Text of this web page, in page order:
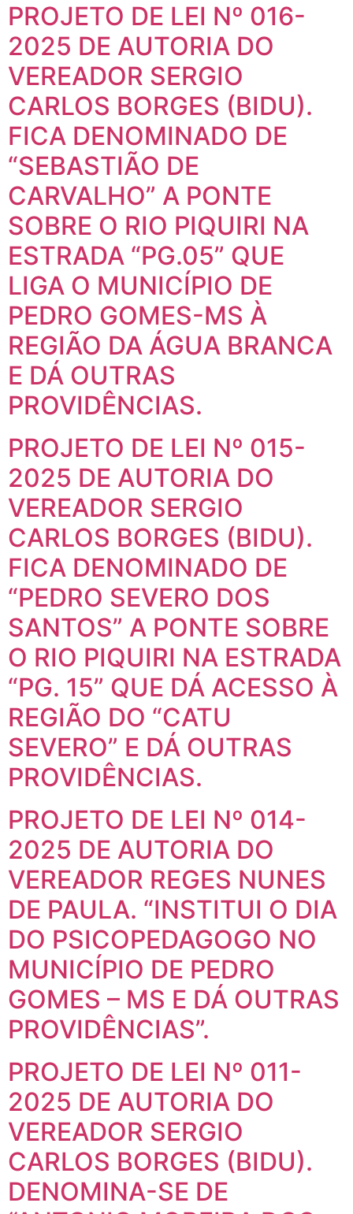
PROJETO DE LEI Nº 016-
2025 DE AUTORIA DO
VEREADOR SERGIO
CARLOS BORGES (BIDU).
FICA DENOMINADO DE
“SEBASTIÃO DE
CARVALHO” A PONTE
SOBRE O RIO PIQUIRI NA
ESTRADA “PG.05” QUE
LIGA O MUNICÍPIO DE
PEDRO GOMES-MS À
REGIÃO DA ÁGUA BRANCA
E DÁ OUTRAS
PROVIDÊNCIAS.
PROJETO DE LEI Nº 015-
2025 DE AUTORIA DO
VEREADOR SERGIO
CARLOS BORGES (BIDU).
FICA DENOMINADO DE
“PEDRO SEVERO DOS
SANTOS” A PONTE SOBRE
O RIO PIQUIRI NA ESTRADA
“PG. 15” QUE DÁ ACESSO À
REGIÃO DO “CATU
SEVERO” E DÁ OUTRAS
PROVIDÊNCIAS.
PROJETO DE LEI Nº 014-
2025 DE AUTORIA DO
VEREADOR REGES NUNES
DE PAULA. “INSTITUI O DIA
DO PSICOPEDAGOGO NO
MUNICÍPIO DE PEDRO
GOMES – MS E DÁ OUTRAS
PROVIDÊNCIAS”.
PROJETO DE LEI Nº 011-
2025 DE AUTORIA DO
VEREADOR SERGIO
CARLOS BORGES (BIDU).
DENOMINA-SE DE